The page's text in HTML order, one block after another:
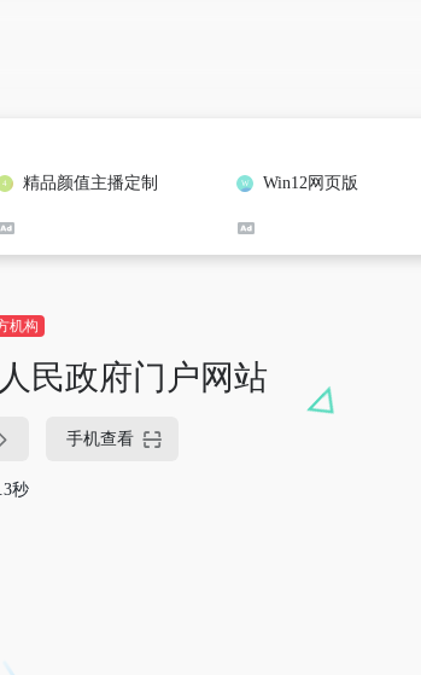
精品颜值主播定制 Win12网页版
机构
民政府门户网站
手机查看
秒